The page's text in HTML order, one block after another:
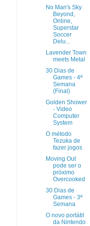
No Man's Sky
Beyond,
Online,
Superstar
Soccer
Delu...
Lavender Town
meets Metal
30 Dias de
Games - 4ª
Semana
(Final)
Golden Shower
- Video
Computer
System
O método
Tezuka de
fazer jogos
Moving Out
pode ser o
próximo
Overcooked
30 Dias de
Games - 3ª
Semana
O novo portátil
da Nintendo